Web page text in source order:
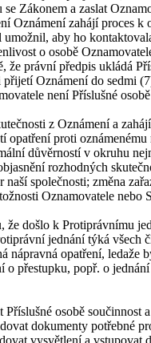
Zákonem a zaslat
Oznámení zahájí proces
aby ho
o osobě
že právní předpis ukládá
Oznámení do sedmi
není Příslušné
z Oznámení a
opatření proti
důvěrností v okruhu
rozhodných
společnosti; změna
Oznamovatele nebo
že došlo k Protiprávnímu
jednání týká všech
nápravná opatření,
o přestupku, popř. o
osobě součinnost
dokumenty potřebné